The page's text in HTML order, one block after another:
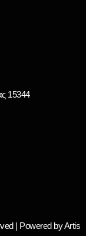
15344
| Powered by Artis